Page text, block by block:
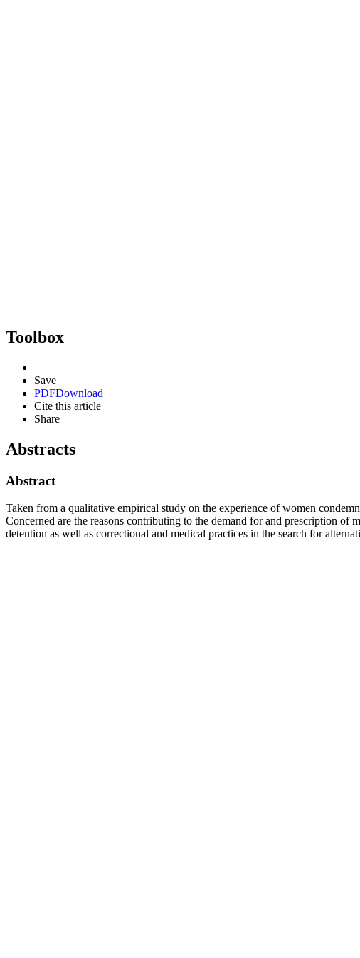
Toolbox
Save
PDFDownload
Cite this article
Share
Abstracts
Abstract
Taken from a qualitative empirical study on the experience of women
Concerned are the reasons contributing to the demand for and prescription
detention as well as correctional and medical practices in the search for